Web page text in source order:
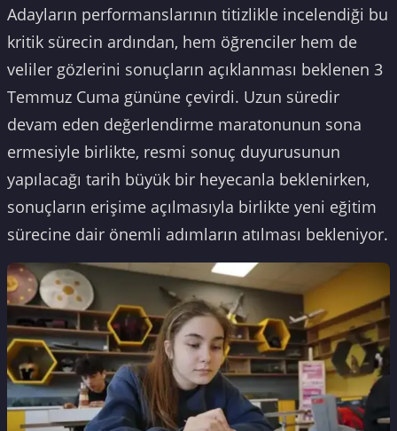
Adayların performanslarının titizlikle incelendiği bu
kritik sürecin ardından, hem öğrenciler hem de
veliler gözlerini sonuçların açıklanması beklenen 3
Temmuz Cuma gününe çevirdi. Uzun süredir
devam eden değerlendirme maratonunun sona
ermesiyle birlikte, resmi sonuç duyurusunun
yapılacağı tarih büyük bir heyecanla beklenirken,
sonuçların erişime açılmasıyla birlikte yeni eğitim
sürecine dair önemli adımların atılması bekleniyor.